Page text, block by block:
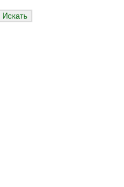
Искать